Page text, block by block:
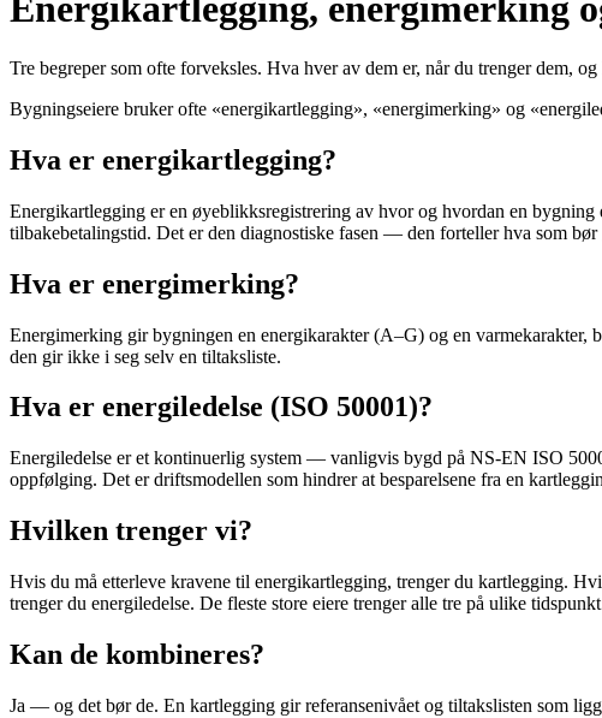
Energikartlegging, energimerking
Tre begreper som ofte forveksles. Hva hver av dem er, når du trenger dem,
Bygningseiere bruker ofte «energikartlegging», «energimerking» og
Hva er energikartlegging?
Energikartlegging er en øyeblikksregistrering av hvor og hvordan en
tilbakebetalingstid. Det er den diagnostiske fasen — den forteller hva som bør
Hva er energimerking?
Energimerking gir bygningen en energikarakter (A–G) og en varmekarakter,
den gir ikke i seg selv en tiltaksliste.
Hva er energiledelse (ISO 50001)?
Energiledelse er et kontinuerlig system — vanligvis bygd på NS-EN ISO
oppfølging. Det er driftsmodellen som hindrer at besparelsene fra en
Hvilken trenger vi?
Hvis du må etterleve kravene til energikartlegging, trenger du kartlegging.
trenger du energiledelse. De fleste store eiere trenger alle tre på ulike
Kan de kombineres?
Ja — og det bør de. En kartlegging gir referansenivået og tiltakslisten som